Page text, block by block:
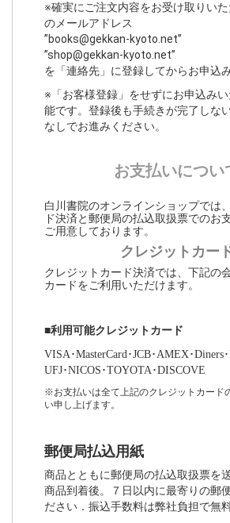
※確実にご注文内容をお受け取りい
のメールアドレス
”books@gekkan-kyoto.net”
”shop@gekkan-kyoto.net”
を「連絡先」に登録してからお申込
※「お客様登録」をせずにお申込み
能です。登録後も手続きが完了しな
なしでお進みください。
お支払いについ
白川書院のオンラインショップでは
ド決済と郵便局の払込取扱票でのお
ご用意しております。
クレジットカー
クレジットカード決済では、下記の
カードをご利用いただけます。
■利用可能クレジットカード
VISA･MasterCard･JCB･AMEX･Diners
UFJ･NICOS･TOYOTA･DISCOVE
※お支払いは全て上記のクレジットカード
い申し上げます。
郵便局払込用紙
商品とともに郵便局の払込取扱票を
商品到着後。７日以内に最寄りの郵
ださい．振込手数料は弊社負担で無料